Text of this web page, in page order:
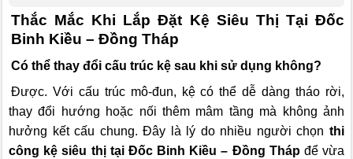
Thắc Mắc Khi Lắp Đặt Kệ Siêu Thị Tại Đốc
Binh Kiều – Đồng Tháp
Có thể thay đổi cấu trúc kệ sau khi sử dụng không?
Được. Với cấu trúc mô-đun, kệ có thể dễ dàng tháo rời,
thay đổi hướng hoặc nối thêm mâm tầng mà không ảnh
hưởng kết cấu chung. Đây là lý do nhiều người chọn thi
công kệ siêu thị tại Đốc Binh Kiều – Đồng Thápđể vừa